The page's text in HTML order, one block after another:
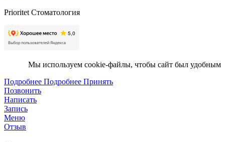
Prioritet Стоматология
Мы используем cookie-файлы, чтобы сайт был удобным
Подробнее Подробнее Принять
Позвонить
Написать
Запись
Меню
Отзыв